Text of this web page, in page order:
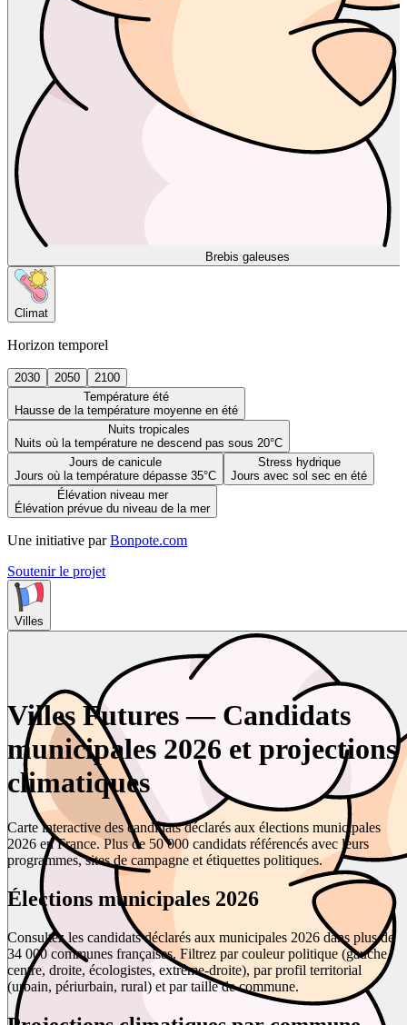
Brebis galeuses
Climat
Horizon temporel
2030 2050
2100
Température été
Hausse de la température moyenne en été
Nuits tropicales
Nuits où la température ne descend pas sous 20°C
Jours de canicule
Jours où la température dépasse 35°C
Stress hydrique
Jours avec sol sec en été
Élévation niveau mer
Élévation prévue du niveau de la mer
Une initiative par Bonpote.com
Soutenir le projet
Villes
Villes Futures — Candidats
municipales 2026 et projections
climatiques
Carte interactive des candidats déclarés aux élections municipales
2026 en France. Plus de 50 000 candidats référencés avec leurs
programmes, sites de campagne et étiquettes politiques.
Élections municipales 2026
Consultez les candidats déclarés aux municipales 2026 dans plus de
34 000 communes françaises. Filtrez par couleur politique (gauche,
centre, droite, écologistes, extrême-droite), par profil territorial
(urbain, périurbain, rural) et par taille de commune.